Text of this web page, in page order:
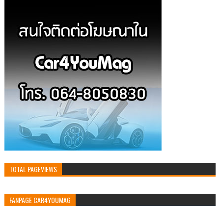
TOTAL PAGEVIEWS
FANPAGE CAR4YOUMAG